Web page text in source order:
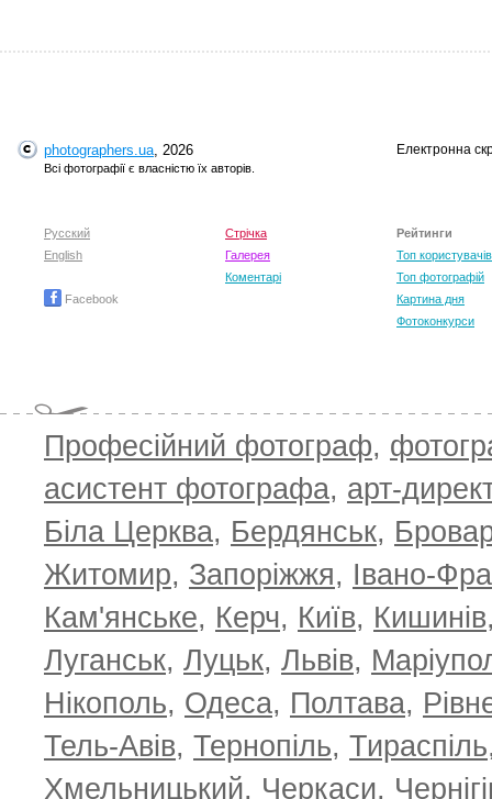
TOP 100 for May 2026 0 +6.59 ТОП 100
+4.30
photographers.ua, 2026
Всі фотографії є власністю їх авторів.
Електронна
Русский
English
Facebook
Стрічка
Галерея
Коментарі
Рейтинги
Топ користувачів
Топ фотографій
Картина дня
Фотоконкурси
Професійний фотограф,
асистент фотографа, арт-
Біла Церква, Бердянськ,
Житомир, Запоріжжя, Івано-
Кам'янське, Керч, Київ, Кишинів
Луганськ, Луцьк, Львів,
Нікополь, Одеса, Полтава,
Тель-Авів, Тернопіль, Тираспіль
Хмельницький, Черкаси,